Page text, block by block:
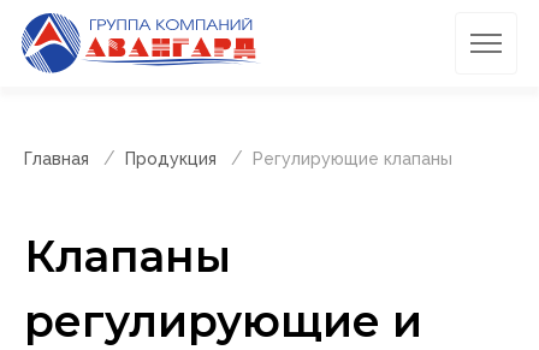
Главная Продукция Регулирующие клапаны
Клапаны
регулирующие и